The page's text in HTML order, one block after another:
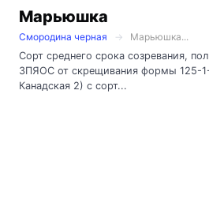
Марьюшка
Смородина черная
Марьюшка...
Сорт среднего срока созревания,
ЗПЯОС от скрещивания формы 125-
Канадская 2) с сорт...